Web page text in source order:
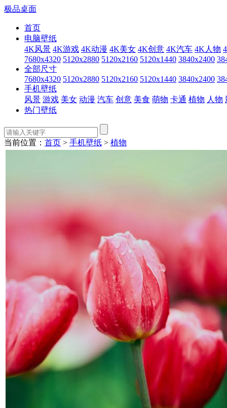
极品桌面
首页
电脑壁纸
4K风景 4K游戏 4K动漫 4K美女 4K创意 4K汽车 4K人物
7680x4320 5120x2880 5120x2160 5120x1440 3840x2400
全部尺寸
7680x4320 5120x2880 5120x2160 5120x1440 3840x2400
手机壁纸
风景 游戏 美女 动漫 汽车 创意 美食 萌物 卡通 植物 人物
热门壁纸
当前位置： 首页 > 手机壁纸 > 植物